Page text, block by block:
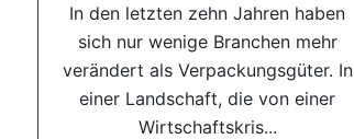
In den letzten zehn Jahren haben
sich nur wenige Branchen mehr
verändert als Verpackungsgüter. In
einer Landschaft, die von einer
Wirtschaftskris...